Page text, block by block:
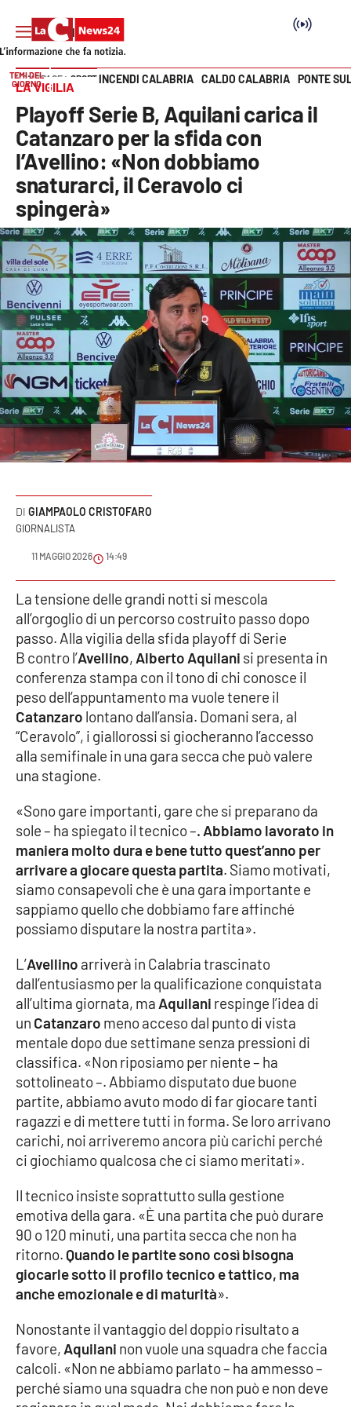
SEZIONI
Cronaca
Politica
Attualità
Economia e lavoro
Italia Mondo
Sanità
Sport
Cultura
Meteo
Editoriali
VIDEO
Ambiente
Cronaca
Cultura
Economia e Lavoro
Politica
Sanità
Società
Sport
RUBRICHE
Good Morning Vietnam
Parchi Marini Calabria
Leggendo Alvaro insieme
Imprese Di Calabria
Le perfidie di Antonella Grippo
Venti di comunicazione
STREAMING
LaC TV
LaC Network
Vai
TEMI DEL
GIORNO
INCENDI CALABRIA CALDO CALABRIA PONTE
HOME PAGE SPORT
LA VIGILIA
Playoff Serie B, Aquilani carica il
Catanzaro per la sfida con
l’Avellino: «Non dobbiamo
snaturarci, il Ceravolo ci
spingerà»
GIAMPAOLO CRISTOFARO
GIORNALISTA
11 MAGGIO 2026 14:49
La tensione delle grandi notti si mescola
all’orgoglio di un percorso costruito passo dopo
passo. Alla vigilia della sfida playoff di Serie
B contro l’Avellino, Alberto Aquilani si presenta in
conferenza stampa con il tono di chi conosce il
peso dell’appuntamento ma vuole tenere il
Catanzaro lontano dall’ansia. Domani sera, al
“Ceravolo”, i giallorossi si giocheranno l’accesso
alla semifinale in una gara secca che può valere
una stagione.
«Sono gare importanti, gare che si preparano da
sole – ha spiegato il tecnico –. Abbiamo lavorato in
maniera molto dura e bene tutto quest’anno per
arrivare a giocare questa partita. Siamo motivati,
siamo consapevoli che è una gara importante e
sappiamo quello che dobbiamo fare affinché
possiamo disputare la nostra partita».
L’Avellino arriverà in Calabria trascinato
dall’entusiasmo per la qualificazione conquistata
all’ultima giornata, ma Aquilani respinge l’idea di
un Catanzaro meno acceso dal punto di vista
mentale dopo due settimane senza pressioni di
classifica. «Non riposiamo per niente – ha
sottolineato –. Abbiamo disputato due buone
partite, abbiamo avuto modo di far giocare tanti
ragazzi e di mettere tutti in forma. Se loro arrivano
carichi, noi arriveremo ancora più carichi perché
ci giochiamo qualcosa che ci siamo meritati».
Il tecnico insiste soprattutto sulla gestione
emotiva della gara. «È una partita che può durare
90 o 120 minuti, una partita secca che non ha
ritorno.Quando le partite sono così bisogna
giocarle sotto il profilo tecnico e tattico, ma
anche emozionale e di maturità».
Nonostante il vantaggio del doppio risultato a
favore, Aquilani non vuole una squadra che faccia
calcoli. «Non ne abbiamo parlato – ha ammesso –
perché siamo una squadra che non può e non deve